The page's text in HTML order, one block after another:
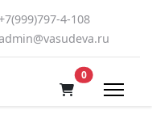
4-108
0В корзину